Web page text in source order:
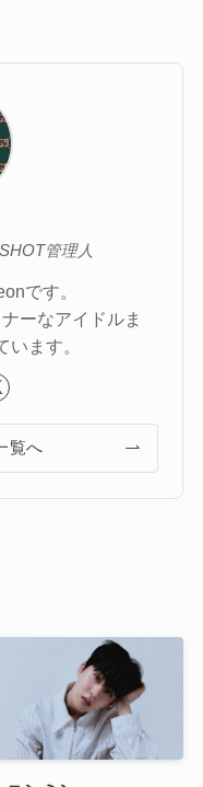
管理人
です。
ーなアイドルま
ます。
覧へ